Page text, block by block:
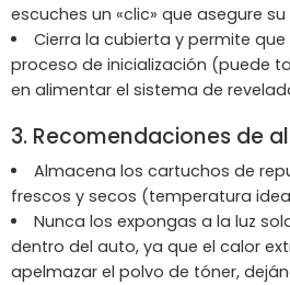
escuches un «clic» que asegure
Cierra la cubierta y permite
proceso de inicialización (puede
en alimentar el sistema de
3. Recomendaciones de
Almacena los cartuchos de
frescos y secos (temperatura
Nunca los expongas a la luz
dentro del auto, ya que el calor
apelmazar el polvo de tóner,